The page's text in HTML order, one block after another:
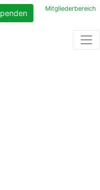
Mitgliederbereich
Bayern
Bilder
Beilngries,
3.